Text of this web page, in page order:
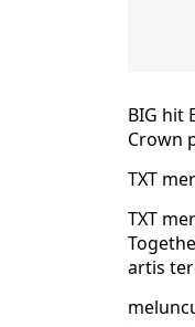
BIG hit
Crown
TXT
TXT
artis